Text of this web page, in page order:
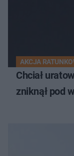
AKCJA
Chciał
zniknął pod